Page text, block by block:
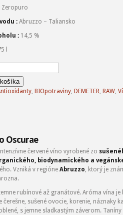
Zeropuro
: Abruzzo – Taliansko
: 14,5 %
l
, BIOpotraviny, DEMETER, RAW,
Oscurae
červené víno vyrobené zo
biodynamického a
Vzniká v regióne Abruzzo, ktorý je
rubínové až granátové. Aróma vína
čerešne, sušené ovocie, korenie, náznaky
s jemne sladkastým záverom.